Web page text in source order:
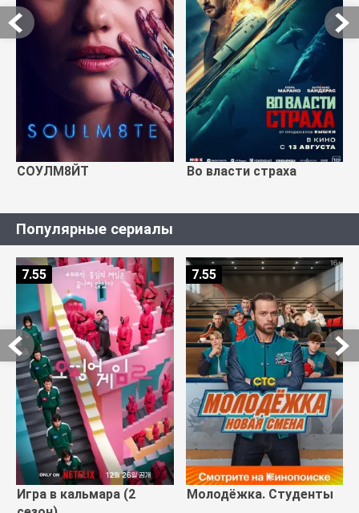
СОУЛМ8ЙТ Во власти страха
Популярные сериалы
Игра в кальмара (2
7.55
Молодёжка. Студенты
7.55